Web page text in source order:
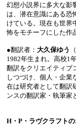
幻想小説界に多大な影
は、潜在意識にある恐
けている。現在も世界
怖をモチーフにした作
●翻訳者： 大久保ゆう
1982年生まれ。高校1
翻訳をクリエイティブ
しつづけ、個人・企業
在は研究者として翻訳
ンスの翻訳家・執筆家
H・P・ラヴクラフト